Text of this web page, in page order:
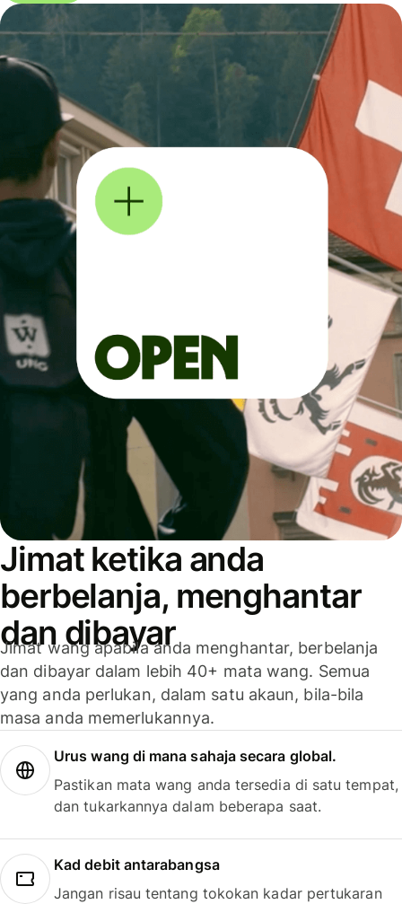
Jimat ketika anda
berbelanja, menghantar
dan dibayar
Jimat wang apabila anda menghantar, berbelanja
dan dibayar dalam lebih 40+ mata wang. Semua
yang anda perlukan, dalam satu akaun, bila-bila
masa anda memerlukannya.
Urus wang di mana sahaja secara global.
Pastikan mata wang anda tersedia di satu tempat,
dan tukarkannya dalam beberapa saat.
Kad debit antarabangsa
Jangan risau tentang tokokan kadar pertukaran